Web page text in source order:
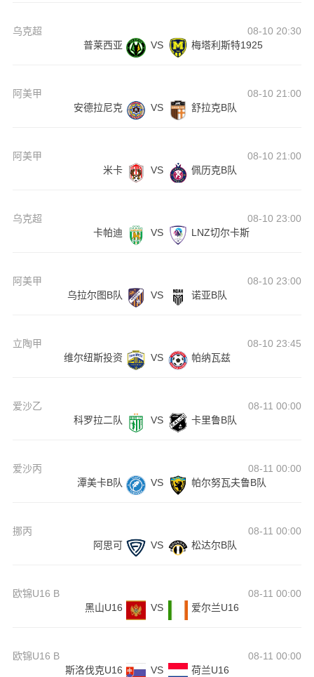
乌克超
08-10 20:30
普莱西亚
VS 梅塔利斯特1925
阿美甲
08-10 21:00
安德拉尼克
VS 舒拉克B队
阿美甲
08-10 21:00
米卡
VS 佩历克B队
乌克超
08-10 23:00
卡帕迪
VS LNZ切尔卡斯
阿美甲
08-10 23:00
乌拉尔图B队
VS 诺亚B队
立陶甲
08-10 23:45
维尔纽斯投资
VS 帕纳瓦兹
爱沙乙
08-11 00:00
科罗拉二队
VS 卡里鲁B队
爱沙丙
08-11 00:00
潭美卡B队
VS 帕尔努瓦夫鲁B队
挪丙
08-11 00:00
阿思可
VS 松达尔B队
欧锦U16 B
08-11 00:00
黑山U16
VS 爱尔兰U16
欧锦U16 B
08-11 00:00
斯洛伐克U16
VS 荷兰U16